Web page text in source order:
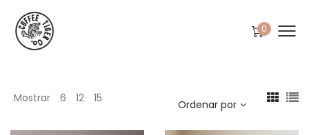
0
Mostrar 6 12 15 Ordenar por